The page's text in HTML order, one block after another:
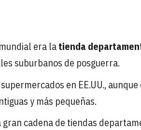
era latienda
suburbanos de posguerra.
en EE.UU.,
y más pequeñas.
gran cadena de tiendas